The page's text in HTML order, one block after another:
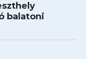
balatoni